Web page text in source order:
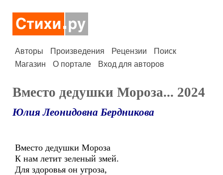
Авторы Произведения Рецензии
Поиск
Магазин
О портале Вход для авторов
Вместо дедушки Мороза... 2024
Юлия Леонидовна Бердникова
Вместо дедушки Мороза
К нам летит зеленый змей.
Для здоровья он угроза,